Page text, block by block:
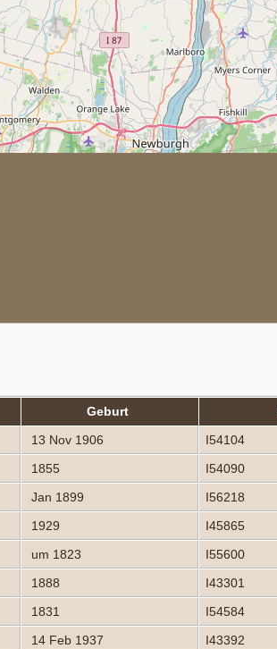
Geburt
13 Nov 1906 I54104
1855 I54090
Jan 1899 I56218
1929 I45865
um 1823 I55600
1888 I43301
1831 I54584
14 Feb 1937 I43392